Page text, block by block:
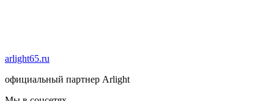
arlight65.ru
официальный партнер Arlight